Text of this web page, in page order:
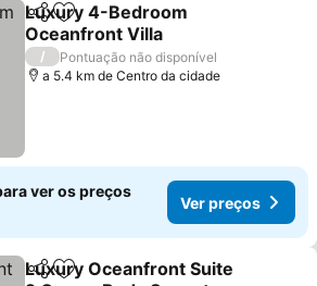
PartilharAdicionar aos favoritos
Luxury 4-Bedroom
Oceanfront Villa
Ver preços
/
Pontuação não disponível
a 5.4 km de Centro da cidade
ver os preços
Ver preços
PartilharAdicionar aos favoritos
Luxury Oceanfront Suite